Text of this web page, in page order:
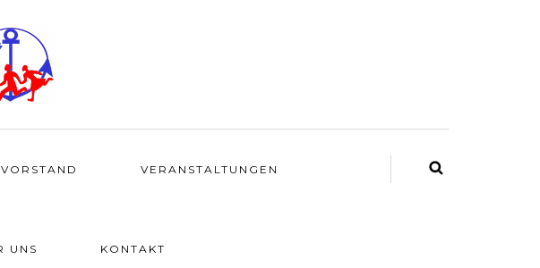
VERANSTALTUNGEN
UNS KONTAKT